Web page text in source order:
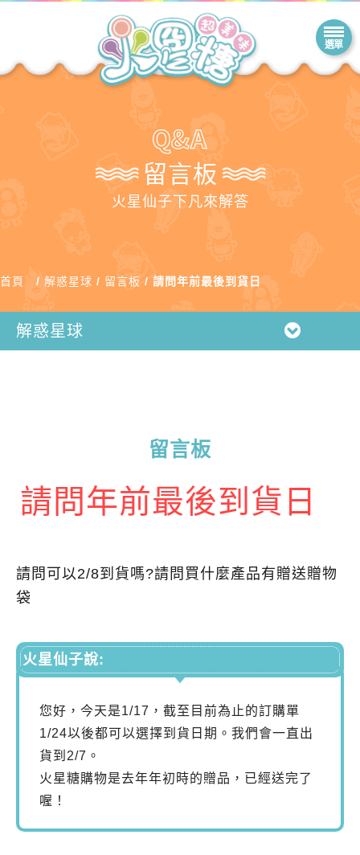
留言板
火星仙子下凡來解答
首頁 解惑星球 留言板 請問年前最後到貨日
解惑星球
留言板
請問年前最後到貨日
請問可以2/8到貨嗎?請問買什麼產品有贈送贈物
袋
火星仙子說:
您好，今天是1/17，截至目前為止的訂購單
1/24以後都可以選擇到貨日期。我們會一直出
貨到2/7。
火星糖購物是去年年初時的贈品，已經送完了
喔！